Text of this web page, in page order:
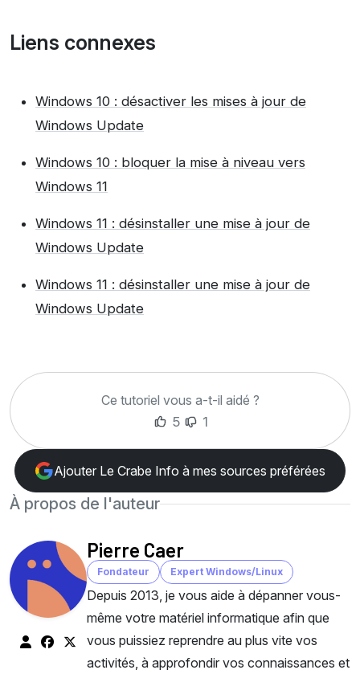
Liens connexes
Windows 10 : désactiver les mises à jour de
Windows Update
Windows 10 : bloquer la mise à niveau vers
Windows 11
Windows 11 : désinstaller une mise à jour de
Windows Update
Windows 11 : désinstaller une mise à jour de
Windows Update
Ce tutoriel vous a-t-il aidé ?
5
1
Ajouter Le Crabe Info à mes sources préférées
À propos de l'auteur
Pierre Caer
Fondateur Expert Windows/Linux
Depuis 2013, je vous aide à dépanner vous-
même votre matériel informatique afin que
vous puissiez reprendre au plus vite vos
activités, à approfondir vos connaissances et